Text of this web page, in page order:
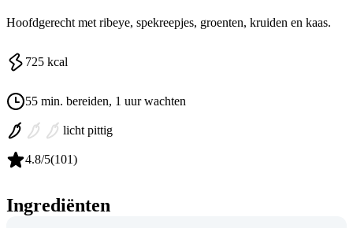
Hoofdgerecht met ribeye, spekreepjes, groenten, kruiden en kaas.
725 kcal
55 min. bereiden, 1 uur wachten
licht pittig
4.8/5(101)
Ingrediënten